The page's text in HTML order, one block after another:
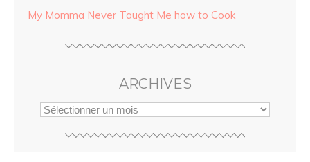
My Momma Never Taught Me how to Cook
ARCHIVES